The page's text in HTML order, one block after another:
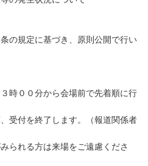
規定に基づき、原則公開で行い
００分から会場前で先着順に行
付を終了します。（報道関係者
れる方は来場をご遠慮くださ